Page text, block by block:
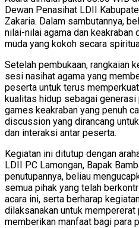
Dewan Penasihat LDII
Zakaria. Dalam sambutannya,
nilai-nilai agama dan keakraban
muda yang kokoh secara
Setelah pembukaan, rangkaian
sesi nasihat agama yang
peserta untuk terus
kualitas hidup sebagai
games keakraban yang penuh
discussion yang dirancang
dan interaksi antar peserta.
Kegiatan ini ditutup dengan
LDII PC Lamongan, Bapak
penutupannya, beliau
semua pihak yang telah
acara ini, serta berharap
dilaksanakan untuk mempererat
memberikan manfaat bagi para